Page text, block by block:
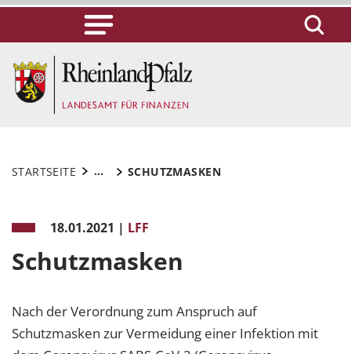
STARTSEITE ... SCHUTZMASKEN
18.01.2021 | LFF
Schutzmasken
Nach der Verordnung zum Anspruch auf
Schutzmasken zur Vermeidung einer Infektion mit